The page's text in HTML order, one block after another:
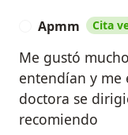
Apmm Cita
Me gustó
entendían y me
doctora se
recomiendo